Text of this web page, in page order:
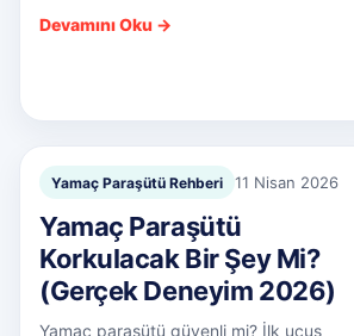
Devamını Oku →
Yamaç Paraşütü Rehberi 11 Nisan 2026
Yamaç Paraşütü
Korkulacak Bir Şey Mi?
(Gerçek Deneyim 2026)
Yamaç paraşütü güvenli mi? İlk uçuş